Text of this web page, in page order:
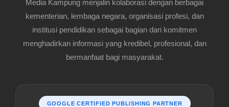
Media Kampung menjalin kolaborasi dengan berbagai
kementerian, lembaga negara, organisasi profesi, dan
institusi pendidikan sebagai bagian dari komitmen
menghadirkan informasi yang kredibel, profesional, dan
bermanfaat bagi masyarakat.
GOOGLE CERTIFIED PUBLISHING PARTNER